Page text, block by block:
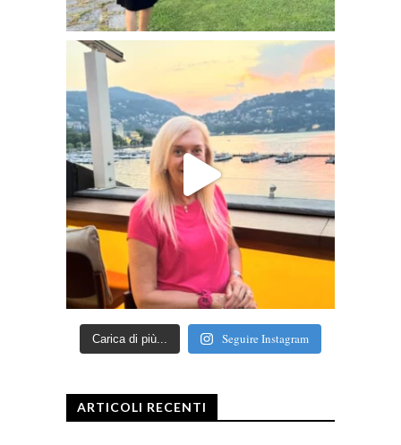
Carica di più... Seguire Instagram
ARTICOLI RECENTI